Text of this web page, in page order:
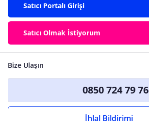
Satıcı Portalı Girişi
Satıcı Olmak İstiyorum
Bize Ulaşın
0850 724 79 76
İhlal Bildirimi